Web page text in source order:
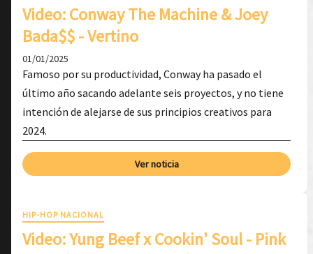
Video: ​Conway The Machine & Joey
Bada$$ - Vertino
01/01/2025
Famoso por su productividad, Conway ha pasado el
último año sacando adelante seis proyectos, y no tiene
intención de alejarse de sus principios creativos para
2024.
Ver noticia
HIP-HOP NACIONAL
Video: Yung Beef x Cookin' Soul - Pink